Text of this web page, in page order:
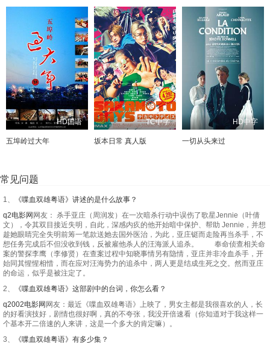
HD国语
五埠岭过大年
TC中字
坂本日常 真人版
HD中字
一切从头来过
常见问题
1、
《喋血双雄粤语》讲述的是什么故事？
q2电影网网友： 杀手亚庄（周润发）在一次暗杀行动中误伤了歌星Jennie（叶倩
文），令其双目接近失明，自此，深感内疚的他开始暗中保护、帮助 Jennie，并想
趁她眼睛完全失明前筹一笔款送她去国外医治，为此，亚庄铤而走险再当杀手，不
想任务完成后不但没收到钱，反被雇他杀人的汪海派人追杀。 奉命侦查相关命
案的警探李鹰（李修贤）在查案过程中知晓事情另有隐情，亚庄并非冷血杀手，开
始同其惺惺相惜，而在应对汪海势力的追杀中，两人更是结成生死之交。然而亚庄
的命运，似乎是被注定了。
2、
《喋血双雄粤语》这部剧中的台词，你怎么看？
q2002电影网网友：最近《喋血双雄粤语》上映了，男女主都是我很喜欢的人，长
的好看演技好，剧情也很好啊，真的不夸张，我没开倍速看（你知道对于我这样一
个基本开二倍速的人来讲，这是一个多大的肯定嘛）。
3、
《喋血双雄粤语》有多少集？